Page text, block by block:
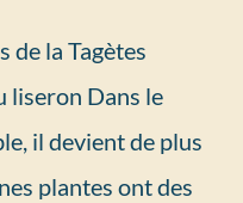
de la Tagètes
liseron Dans le
il devient de plus
plantes ont des